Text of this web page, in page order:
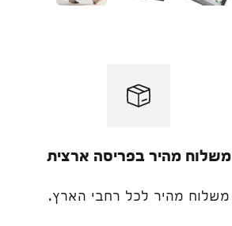
משלוח מהיר בפריסה ארצית
משלוח מהיר לכל רחבי הארץ.